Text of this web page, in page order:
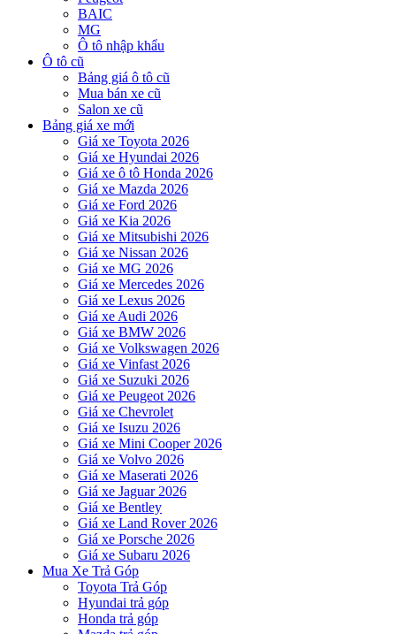
BAIC
MG
Ô tô nhập khẩu
Ô tô cũ
Bảng giá ô tô cũ
Mua bán xe cũ
Salon xe cũ
Bảng giá xe mới
Giá xe Toyota 2026
Giá xe Hyundai 2026
Giá xe ô tô Honda 2026
Giá xe Mazda 2026
Giá xe Ford 2026
Giá xe Kia 2026
Giá xe Mitsubishi 2026
Giá xe Nissan 2026
Giá xe MG 2026
Giá xe Mercedes 2026
Giá xe Lexus 2026
Giá xe Audi 2026
Giá xe BMW 2026
Giá xe Volkswagen 2026
Giá xe Vinfast 2026
Giá xe Suzuki 2026
Giá xe Peugeot 2026
Giá xe Chevrolet
Giá xe Isuzu 2026
Giá xe Mini Cooper 2026
Giá xe Volvo 2026
Giá xe Maserati 2026
Giá xe Jaguar 2026
Giá xe Bentley
Giá xe Land Rover 2026
Giá xe Porsche 2026
Giá xe Subaru 2026
Mua Xe Trả Góp
Toyota Trả Góp
Hyundai trả góp
Honda trả góp